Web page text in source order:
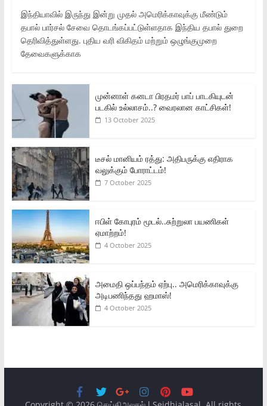
இந்தியாவில் இருந்து இன்று முதல் அமெரிக்காவுக்கு மீண்டும்
தபால் பார்சல் சேவை தொடங்கப்பட்டுள்ளதாக இந்திய தபால் துறை
தெரிவித்துள்ளது. புதிய வரி விகிதம் மற்றும் ஒழுங்குமுறை
தேவைகளுக்காக
முன்னாள் கனடா பிரதமர் பாப் பாடகியுடன்
படகில் உல்லாசம்..? வைரலான காட்சிகள்!
13 October 2025
டீசல் மானியம் ரத்து: அதிபருக்கு எதிராக
வலுக்கும் போராட்டம்!
7 October 2025
ஈபிள் கோபுரம் மூடல்..சுற்றுலா பயணிகள்
ஏமாற்றம்!
4 October 2025
அமைதி ஒப்பந்தம் ஏற்பு.. அமெரிக்காவுக்கு
அடிபணிந்தது ஹமாஸ்!
4 October 2025